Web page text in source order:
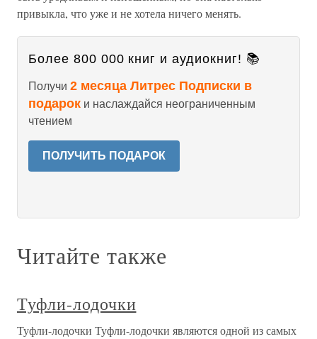
привыкла, что уже и не хотела ничего менять.
Более 800 000 книг и аудиокниг! 📚
Получи 2 месяца Литрес Подписки в
подарок и наслаждайся неограниченным
чтением
ПОЛУЧИТЬ ПОДАРОК
Читайте также
Туфли-лодочки
Туфли-лодочки Туфли-лодочки являются одной из самых